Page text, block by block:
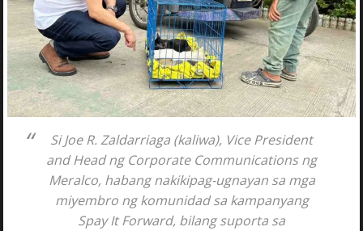
Si Joe R. Zaldarriaga (kaliwa), Vice President
and Head ng Corporate Communications ng
Meralco, habang nakikipag-ugnayan sa mga
miyembro ng komunidad sa kampanyang
Spay It Forward, bilang suporta sa